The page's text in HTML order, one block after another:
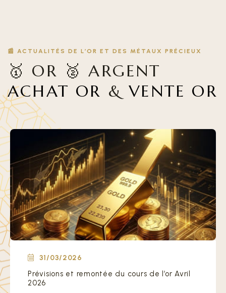
📰 ACTUALITÉS DE L’OR ET DES MÉTAUX PRÉCIEUX
🥇 OR 🥈 ARGENT
ACHAT OR &VENTE OR
31/03/2026
Le paradoxe de l’or Mois historique mars
2026